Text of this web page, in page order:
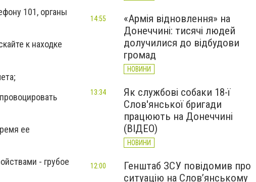
101, органы
к находке
ее
- грубое
«Армія відновлення» на
Донеччині: тисячі людей
долучилися до відбудови
громад
НОВИНИ
14:55
Як службові собаки 18-ї
Слов'янської бригади
працюють на Донеччині
(ВІДЕО)
НОВИНИ
13:34
Генштаб ЗСУ повідомив про
ситуацію на Слов’янському
12:00